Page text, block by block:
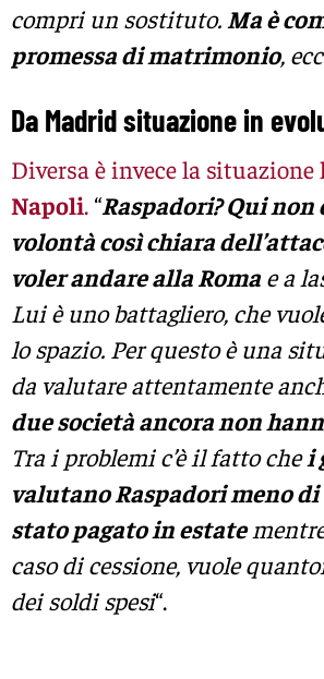
compri un sostituto. Ma è
promessa di matrimonio,
Da Madrid situazione in
Diversa è invece la situazione
Napoli. “Raspadori? Qui non
volontà così chiara
voler andare alla Roma e a
Lui è uno battagliero, che
lo spazio. Per questo è una
da valutare attentamente
due società ancora non
Tra i problemi c’è il fatto chei
valutano Raspadori meno
stato pagato in estate
caso di cessione, vuole
dei soldi spesi“.